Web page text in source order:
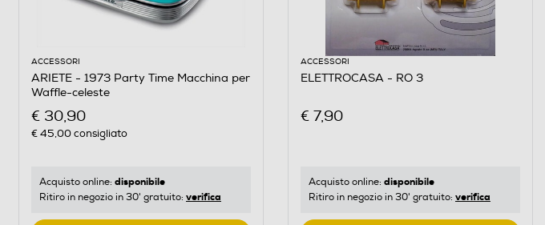
ACCESSORI
ARIETE - 1973 Party Time Macchina per
Waffle-celeste
€ 30,90
€ 45,00consigliato
Acquisto online: disponibile
Ritiro in negozio in 30' gratuito: verifica
ACCESSORI
ELETTROCASA - RO 3
€ 7,90
Acquisto online: disponibile
Ritiro in negozio in 30' gratuito: verifica